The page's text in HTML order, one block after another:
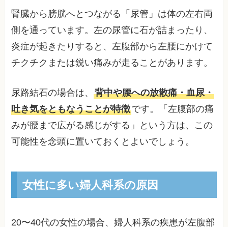
腎臓から膀胱へとつながる「尿管」は体の左右両
側を通っています。左の尿管に石が詰まったり、
炎症が起きたりすると、左腹部から左腰にかけて
チクチクまたは鋭い痛みが走ることがあります。
尿路結石の場合は、背中や腰への放散痛・血尿・
吐き気をともなうことが特徴です。「左腹部の痛
みが腰まで広がる感じがする」という方は、この
可能性を念頭に置いておくとよいでしょう。
女性に多い婦人科系の原因
20〜40代の女性の場合、婦人科系の疾患が左腹部